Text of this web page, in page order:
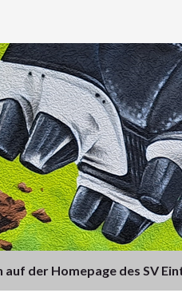
der Homepage des SV